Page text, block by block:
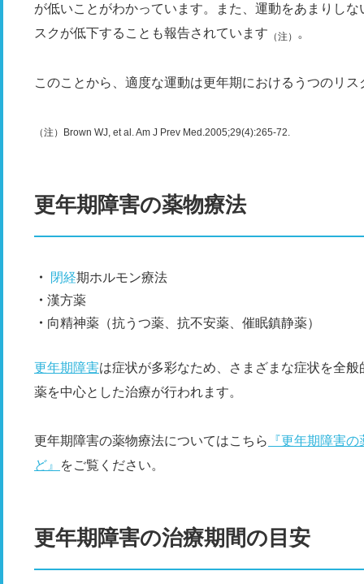
が低いことがわかっています。また、運動をあまりし
スクが低下することも報告されています （注） 。
このことから、適度な運動は更年期におけるうつのリ
（注）Brown WJ, et al. Am J Prev Med.2005;29(4):265-72.
更年期障害の薬物療法
閉経期ホルモン療法
漢方薬
向精神薬（抗うつ薬、抗不安薬、催眠鎮静薬）
更年期障害は症状が多彩なため、さまざまな症状を全
薬を中心とした治療が行われます。
更年期障害の薬物療法についてはこちら
『更年期障害
ど』
をご覧ください。
更年期障害の治療期間の目安